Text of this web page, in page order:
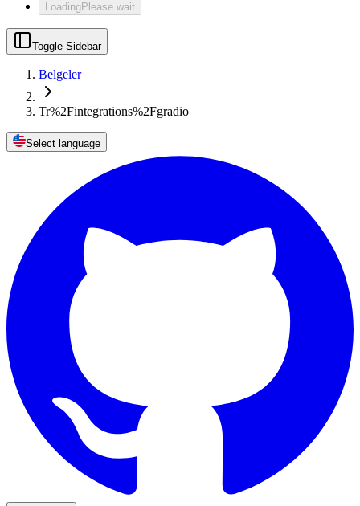
LoadingPlease wait
Toggle Sidebar
Belgeler
Tr%2Fintegrations%2Fgradio
Select language